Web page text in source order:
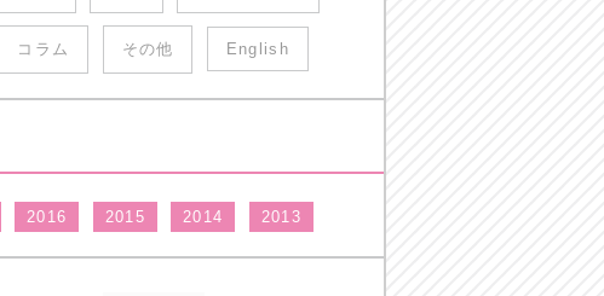
コラム その他 English
2016 2015 2014 2013